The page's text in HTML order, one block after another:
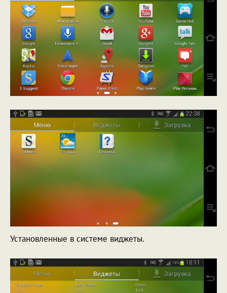
Установленные в системе виджеты.